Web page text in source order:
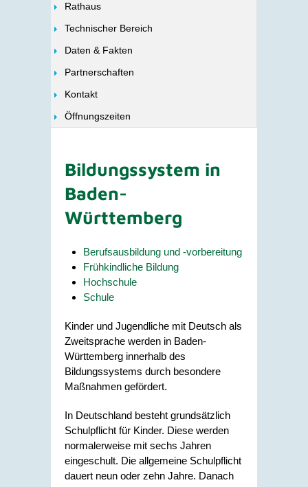
Rathaus
Technischer Bereich
Daten & Fakten
Partnerschaften
Kontakt
Öffnungszeiten
Bildungssystem in
Baden-
Württemberg
Berufsausbildung und -vorbereitung
Frühkindliche Bildung
Hochschule
Schule
Kinder und Jugendliche mit Deutsch als
Zweitsprache werden in Baden-
Württemberg innerhalb des
Bildungssystems durch besondere
Maßnahmen gefördert.
In Deutschland besteht grundsätzlich
Schulpflicht für Kinder. Diese werden
normalerweise mit sechs Jahren
eingeschult. Die allgemeine Schulpflicht
dauert neun oder zehn Jahre. Danach